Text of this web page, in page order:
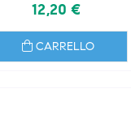
12,20 €
CARRELLO